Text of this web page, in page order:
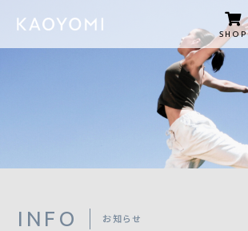
SHOP
INFO お知らせ
HOME
KAOYOMIについて
商品紹介
KAOYOMI STORY